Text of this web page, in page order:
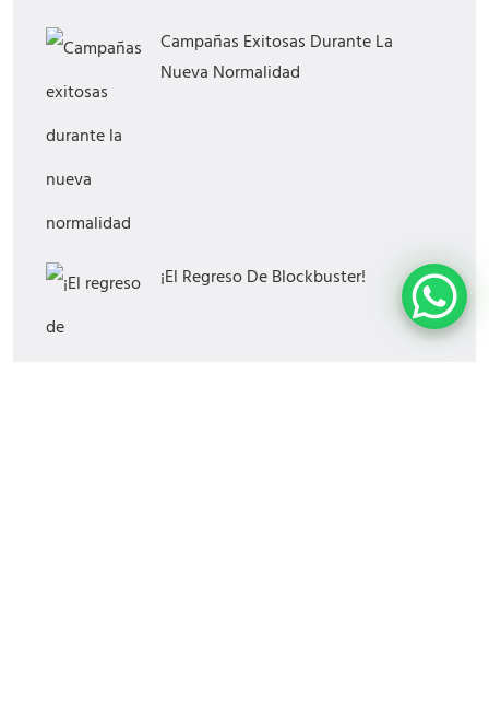
Campañas Exitosas Durante La
Nueva Normalidad
¡El Regreso De Blockbuster!